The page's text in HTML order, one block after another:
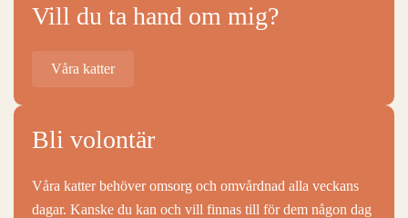
Vill du ta hand om mig?
Våra katter
Bli volontär
Våra katter behöver omsorg och omvårdnad alla veckans
dagar. Kanske du kan och vill finnas till för dem någon dag